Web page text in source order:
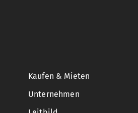
Kaufen & Mieten
Unternehmen